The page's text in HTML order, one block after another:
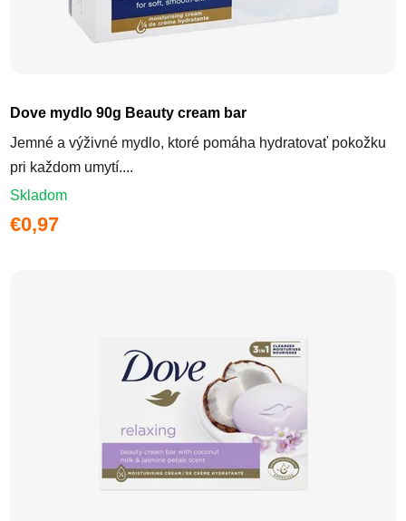
Dove mydlo 90g Beauty cream bar
Jemné a výživné mydlo, ktoré pomáha hydratovať pokožku
pri každom umytí....
Skladom
€0,97